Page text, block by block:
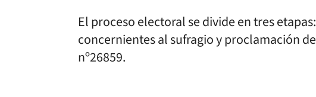
El proceso electoral se divide en tres
concernientes al sufragio y proclamación
nº26859.